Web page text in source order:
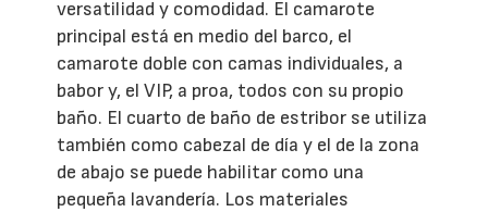
versatilidad y comodidad. El camarote
principal está en medio del barco, el
camarote doble con camas individuales, a
babor y, el VIP, a proa, todos con su propio
baño. El cuarto de baño de estribor se utiliza
también como cabezal de día y el de la zona
de abajo se puede habilitar como una
pequeña lavandería. Los materiales